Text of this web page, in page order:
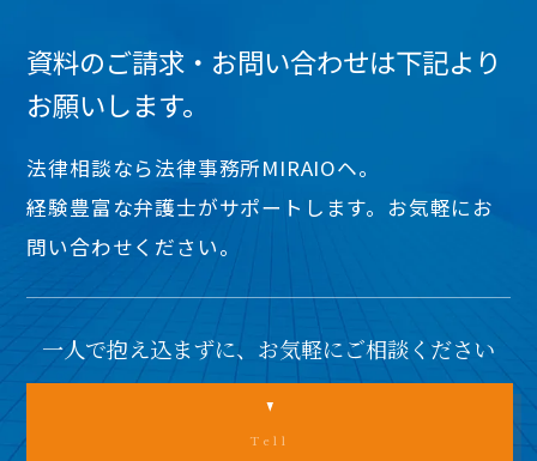
資料のご請求・お問い合わせは下記より
お願いします。
法律相談なら法律事務所MIRAIOヘ。
経験豊富な弁護士がサポートします。お気軽にお
問い合わせください。
一人で抱え込まずに、お気軽にご相談ください
Tell